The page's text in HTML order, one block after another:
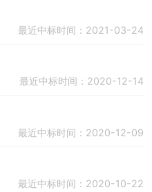
最近中标时间：2021-03-24
最近中标时间：2020-12-14
最近中标时间：2020-12-09
最近中标时间：2020-10-22